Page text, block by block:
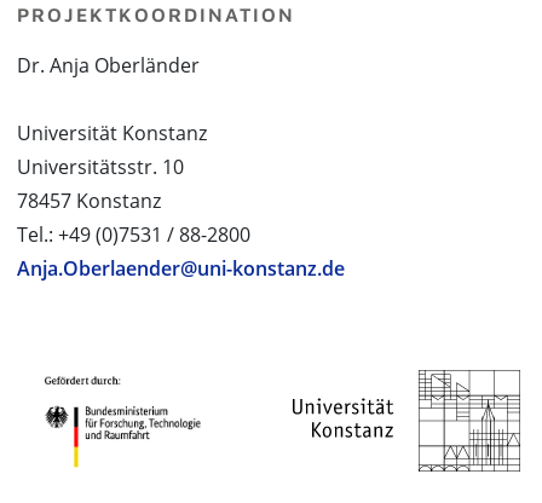
PROJEKTKOORDINATION
Dr. Anja Oberländer
Universität Konstanz
Universitätsstr. 10
78457 Konstanz
Tel.: +49 (0)7531 / 88-2800
Anja.Oberlaender@uni-konstanz.de